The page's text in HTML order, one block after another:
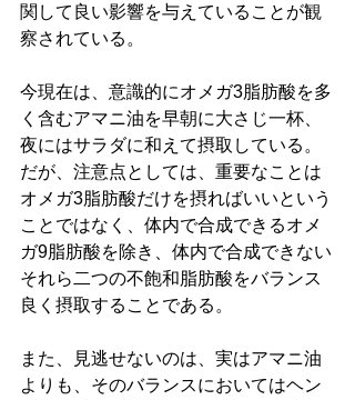
関して良い影響を与えていることが観
察されている。
今現在は、意識的にオメガ3脂肪酸を多
く含むアマニ油を早朝に大さじ一杯、
夜にはサラダに和えて摂取している。
だが、注意点としては、重要なことは
オメガ3脂肪酸だけを摂ればいいという
ことではなく、体内で合成できるオメ
ガ9脂肪酸を除き、体内で合成できない
それら二つの不飽和脂肪酸をバランス
良く摂取することである。
また、見逃せないのは、実はアマニ油
よりも、そのバランスにおいてはヘン